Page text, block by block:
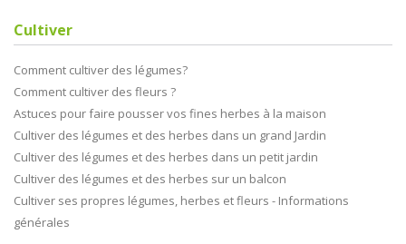
Cultiver
Comment cultiver des légumes?
Comment cultiver des fleurs ?
Astuces pour faire pousser vos fines herbes à la maison
Cultiver des légumes et des herbes dans un grand Jardin
Cultiver des légumes et des herbes dans un petit jardin
Cultiver des légumes et des herbes sur un balcon
Cultiver ses propres légumes, herbes et fleurs - Informations
générales